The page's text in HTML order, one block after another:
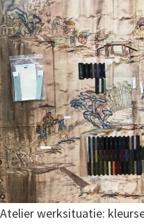
Atelier werksituatie: